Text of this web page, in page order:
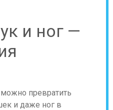
и ног —
превратить
и даже ног в